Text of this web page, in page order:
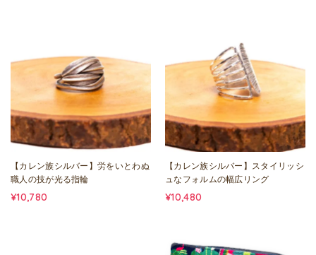
【カレン族シルバー】労をいとわぬ
職人の技が光る指輪
¥10,780
【カレン族シルバー】スタイリッシ
ュなフォルムの幅広リング
¥10,480